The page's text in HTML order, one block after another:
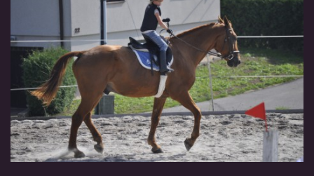
PRODEJNA JEZDECKÝCH POTŘEB
FOTOALBUM
KONTAKT
KONĚ JK MIRA